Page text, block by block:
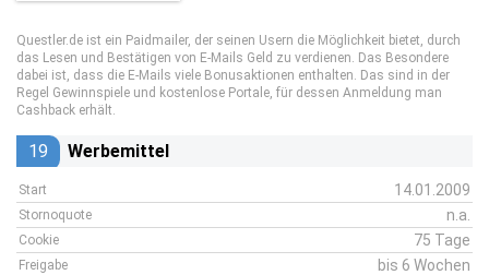
Questler.de ist ein Paidmailer, der seinen Usern die Möglichkeit bietet, durch
das Lesen und Bestätigen von E-Mails Geld zu verdienen. Das Besondere
dabei ist, dass die E-Mails viele Bonusaktionen enthalten. Das sind in der
Regel Gewinnspiele und kostenlose Portale, für dessen Anmeldung man
Cashback erhält.
19 Werbemittel
Start 14.01.2009
Stornoquote n.a.
Cookie 75 Tage
Freigabe bis 6 Wochen